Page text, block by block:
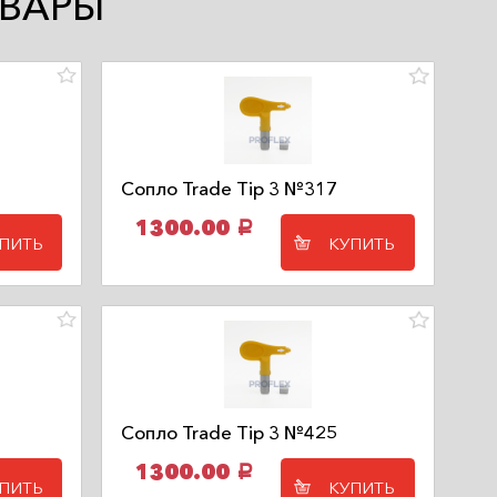
Сопло Trade Tip 3 №317
1300.00 a
КУПИТЬ
Сопло Trade Tip 3 №425
1300.00 a
КУПИТЬ